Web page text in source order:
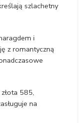
szlachetny
i
z romantyczną
585,
na